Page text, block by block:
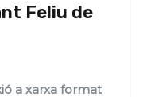
Feliu de
a xarxa format